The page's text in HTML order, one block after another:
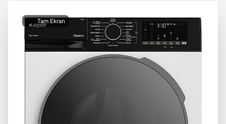
Tam Ekran